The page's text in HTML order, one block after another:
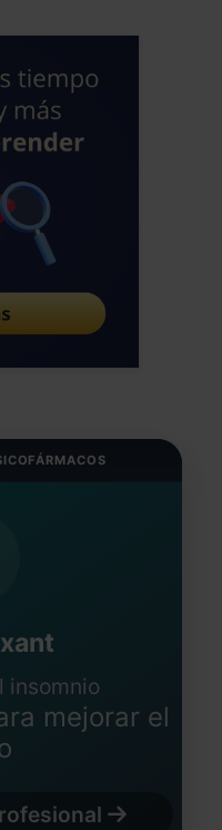
desde lo
biológicas
sus familias,
de que
une lo
alegres
de Sevilla
insomnio
mejorar el